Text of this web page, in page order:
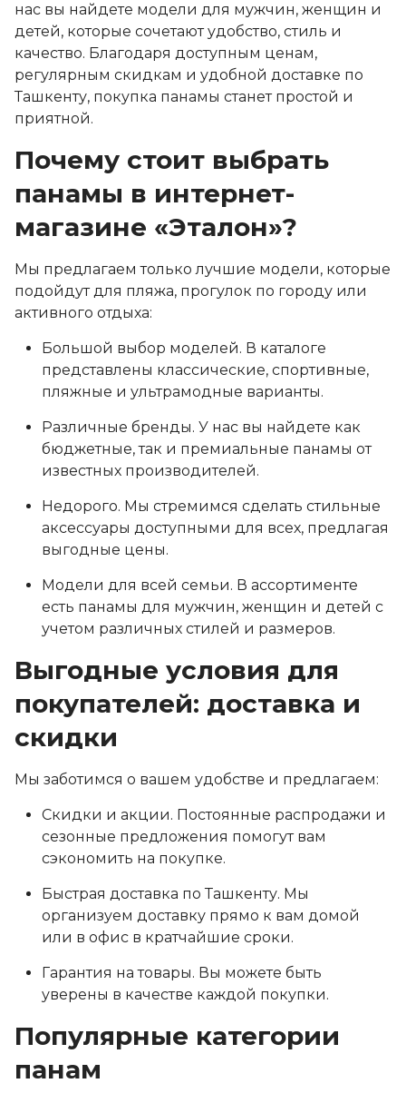
нас вы найдете модели для мужчин, женщин и
детей, которые сочетают удобство, стиль и
качество. Благодаря доступным ценам,
регулярным скидкам и удобной доставке по
Ташкенту, покупка панамы станет простой и
приятной.
Почему стоит выбрать
панамы в интернет-
магазине «Эталон»?
Мы предлагаем только лучшие модели, которые
подойдут для пляжа, прогулок по городу или
активного отдыха:
Большой выбор моделей. В каталоге
представлены классические, спортивные,
пляжные и ультрамодные варианты.
Различные бренды. У нас вы найдете как
бюджетные, так и премиальные панамы от
известных производителей.
Недорого. Мы стремимся сделать стильные
аксессуары доступными для всех, предлагая
выгодные цены.
Модели для всей семьи. В ассортименте
есть панамы для мужчин, женщин и детей с
учетом различных стилей и размеров.
Выгодные условия для
покупателей: доставка и
скидки
Мы заботимся о вашем удобстве и предлагаем:
Скидки и акции. Постоянные распродажи и
сезонные предложения помогут вам
сэкономить на покупке.
Быстрая доставка по Ташкенту. Мы
организуем доставку прямо к вам домой
или в офис в кратчайшие сроки.
Гарантия на товары. Вы можете быть
уверены в качестве каждой покупки.
Популярные категории
панам